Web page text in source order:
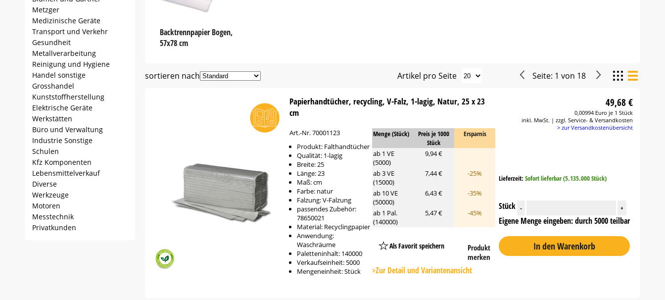
Metzger
Medizinische Geräte
Transport und Verkehr
Gesundheit
Metallverarbeitung
Reinigung und Hygiene
Handel sonstige
Grosshandel
Kunststoffherstellung
Elektrische Geräte
Werkstätten
Büro und Verwaltung
Industrie Sonstige
Schulen
Kfz Komponenten
Lebensmittelverkauf
Diverse
Werkzeuge
Motoren
Messtechnik
Privatkunden
Backtrennpapier Bogen,
57x78 cm
sortieren nach Artikel pro Seite Seite: 1 von 18
Papierhandtücher, recycling, V-Falz, 1-lagig, Natur, 25 x 23
cm
Art.-Nr. 70001123
Produkt: Falthandtücher
Qualität: 1-lagig
Breite: 25
Länge: 23
Maß: cm
Farbe: natur
Falzung: V-Falzung
passendes Zubehör:
78650021
Material: Recyclingpapier
Anwendung:
Waschräume
Paletteninhalt: 140000
Verkaufseinheit: 5000
Mengeneinheit: Stück
Menge (Stück)
Preis je 1000
Stück
Ersparnis
ab 1 VE
(5000)
9,94 €
ab 3 VE
(15000)
7,44 € -25%
ab 10 VE
(50000)
6,43 € -35%
ab 1 Pal.
(140000)
5,47 € -45%
Als Favorit speichern
Button
Produkt
merken
>Zur Detail und Variantenansicht
49,68 €
0,00994 Euro je 1 Stück
inkl. MwSt. | zzgl. Service- & Versandkosten
> zur Versandkostenübersicht
Lieferzeit: Sofort lieferbar (5.135.000 Stück)
Stück - +
Eigene Menge eingeben: durch 5000 teilbar
In den Warenkorb